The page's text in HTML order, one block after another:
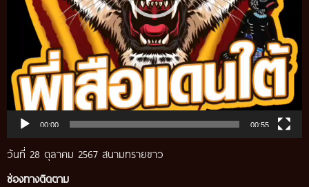
00:00 00:55
วันที่ 28 ตุลาคม 2567 สนามทรายขาว
ช่องทางติดตาม